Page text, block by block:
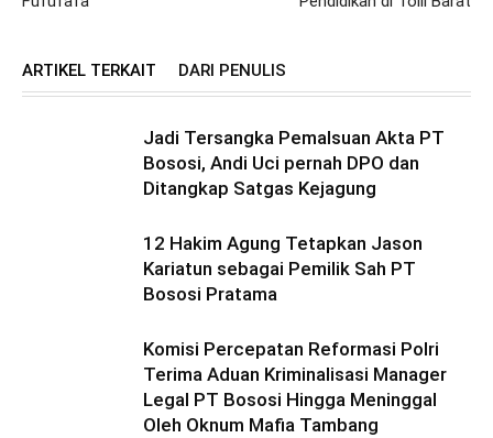
ARTIKEL TERKAIT DARI PENULIS
Jadi Tersangka Pemalsuan Akta PT
Bososi, Andi Uci pernah DPO dan
Ditangkap Satgas Kejagung
12 Hakim Agung Tetapkan Jason
Kariatun sebagai Pemilik Sah PT
Bososi Pratama
Komisi Percepatan Reformasi Polri
Terima Aduan Kriminalisasi Manager
Legal PT Bososi Hingga Meninggal
Oleh Oknum Mafia Tambang